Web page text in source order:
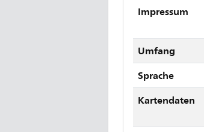
Impressum
Umfang
Sprache
Kartendaten